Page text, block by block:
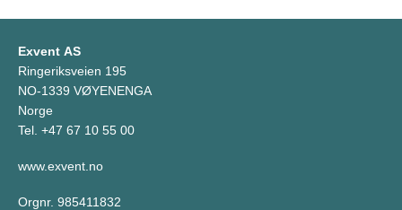
Exvent AS
Ringeriksveien 195
NO-1339 VØYENENGA
Norge
Tel. +47 67 10 55 00
www.exvent.no
Orgnr. 985411832